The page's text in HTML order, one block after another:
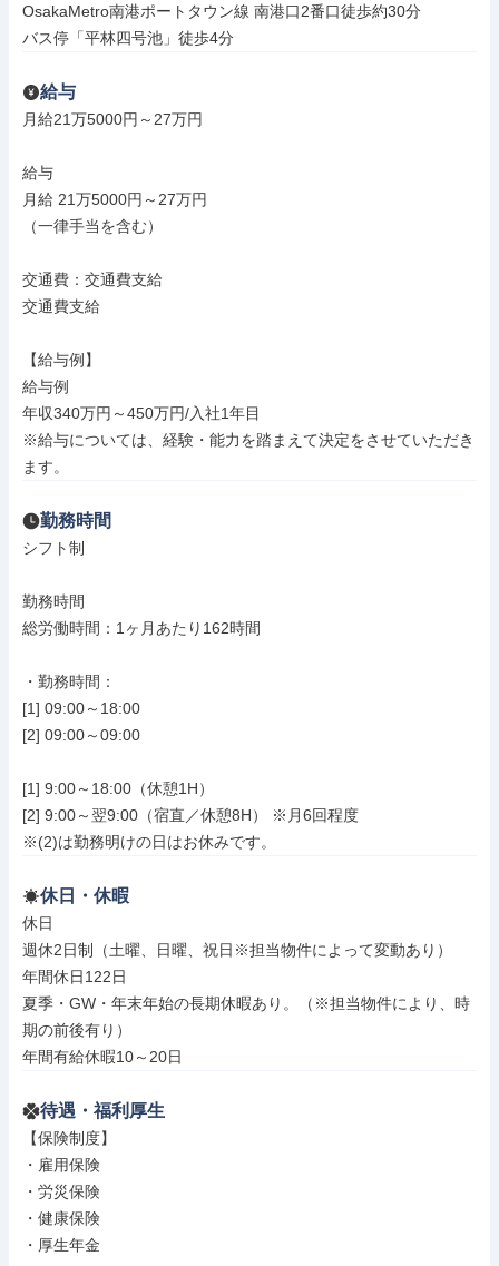
OsakaMetro南港ポートタウン線 南港口2番口徒歩約30分
バス停「平林四号池」徒歩4分
給与
月給21万5000円～27万円
給与
月給 21万5000円～27万円
（一律手当を含む）
交通費：交通費支給
交通費支給
【給与例】
給与例
年収340万円～450万円/入社1年目
※給与については、経験・能力を踏まえて決定をさせていただき
ます。
勤務時間
シフト制
勤務時間
総労働時間：1ヶ月あたり162時間
・勤務時間：
[1] 09:00～18:00
[2] 09:00～09:00
[1] 9:00～18:00（休憩1H）
[2] 9:00～翌9:00（宿直／休憩8H） ※月6回程度
※(2)は勤務明けの日はお休みです。
休日・休暇
休日
週休2日制（土曜、日曜、祝日※担当物件によって変動あり）
年間休日122日
夏季・GW・年末年始の長期休暇あり。（※担当物件により、時
期の前後有り）
年間有給休暇10～20日
待遇・福利厚生
【保険制度】
・雇用保険
・労災保険
・健康保険
・厚生年金